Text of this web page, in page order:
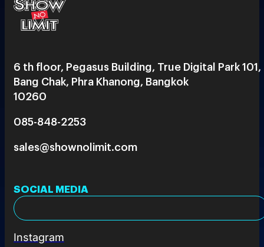
6 th floor, Pegasus Building, True Digital Park 101,
Bang Chak, Phra Khanong, Bangkok
10260
085-848-2253
sales@shownolimit.com
SOCIAL MEDIA
Instagram